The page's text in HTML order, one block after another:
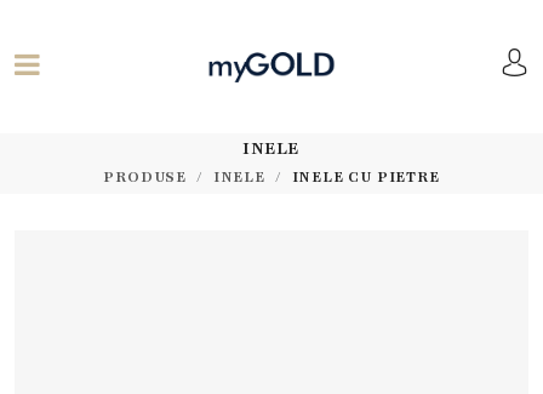
INELE
PRODUSE INELE INELE CU PIETRE